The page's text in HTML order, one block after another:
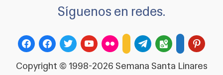
Síguenos en redes.
facebookfacebook
twitteryoutube
flickr telegram
google-
maps
admin-
links
Copyright © 1998-2026 Semana Santa Linares